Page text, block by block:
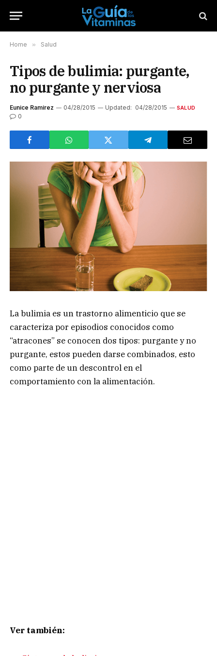
Home » Salud
Tipos de bulimia: purgante,
no purgante y nerviosa
Eunice Ramirez 04/28/2015 Updated: 04/28/2015 SALUD
0
La bulimia es un trastorno alimenticio que se
caracteriza por episodios conocidos como
“atracones” se conocen dos tipos: purgante y no
purgante, estos pueden darse combinados, esto
como parte de un descontrol en el
comportamiento con la alimentación.
Ver también: